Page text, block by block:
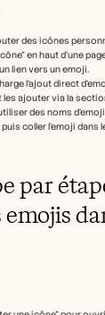
des icônes
en haut d'une
lien vers un emoji.
l'ajout direct
ajouter via la
puis coller l'emoji dans
par
emojis
une